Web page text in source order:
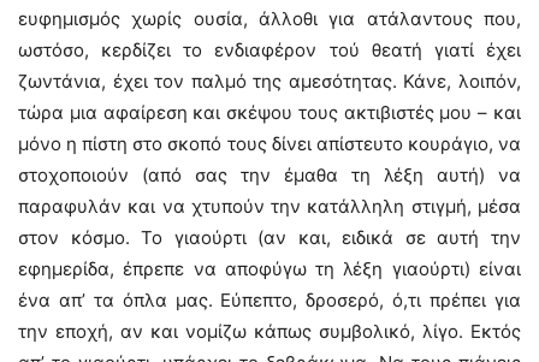
ευφημισμός χωρίς ουσία, άλλοθι για ατάλαντους που,
ωστόσο, κερδίζει το ενδιαφέρον τού θεατή γιατί έχει
ζωντάνια, έχει τον παλμό της αμεσότητας. Κάνε, λοιπόν,
τώρα μια αφαίρεση και σκέψου τους ακτιβιστές μου – και
μόνο η πίστη στο σκοπό τους δίνει απίστευτο κουράγιο, να
στοχοποιούν (από σας την έμαθα τη λέξη αυτή) να
παραφυλάν και να χτυπούν την κατάλληλη στιγμή, μέσα
στον κόσμο. Το γιαούρτι (αν και, ειδικά σε αυτή την
εφημερίδα, έπρεπε να αποφύγω τη λέξη γιαούρτι) είναι
ένα απ’ τα όπλα μας. Εύπεπτο, δροσερό, ό,τι πρέπει για
την εποχή, αν και νομίζω κάπως συμβολικό, λίγο. Εκτός